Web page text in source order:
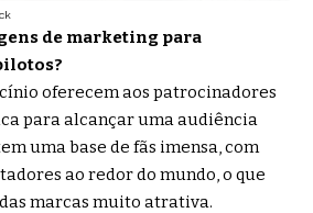
de marketing para
oferecem aos patrocinadores
para alcançar uma audiência
uma base de fãs imensa, com
ao redor do mundo, o que
marcas muito atrativa.